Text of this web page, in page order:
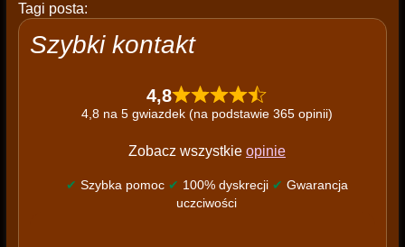
Tagi posta:
Szybki kontakt
4,8
4,8 na 5 gwiazdek (na podstawie 365 opinii)
Zobacz wszystkie opinie
✔ Szybka pomoc ✔ 100% dyskrecji ✔ Gwarancja
uczciwości